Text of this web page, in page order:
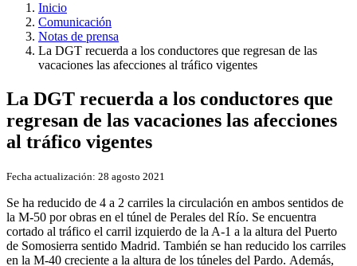
Inicio
Comunicación
Notas de prensa
La DGT recuerda a los conductores que regresan de las
vacaciones las afecciones al tráfico vigentes
La DGT recuerda a los conductores que
regresan de las vacaciones las afecciones
al tráfico vigentes
Fecha actualización: 28 agosto 2021
Se ha reducido de 4 a 2 carriles la circulación en ambos sentidos de
la M-50 por obras en el túnel de Perales del Río. Se encuentra
cortado al tráfico el carril izquierdo de la A-1 a la altura del Puerto
de Somosierra sentido Madrid. También se han reducido los carriles
en la M-40 creciente a la altura de los túneles del Pardo. Además,